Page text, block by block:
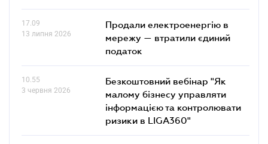
17.09
13 липня 2026
Продали електроенергію в
мережу — втратили єдиний
податок
10.55
3 червня 2026
Безкоштовний вебінар "Як
малому бізнесу управляти
інформацією та контролювати
ризики в LIGA360"